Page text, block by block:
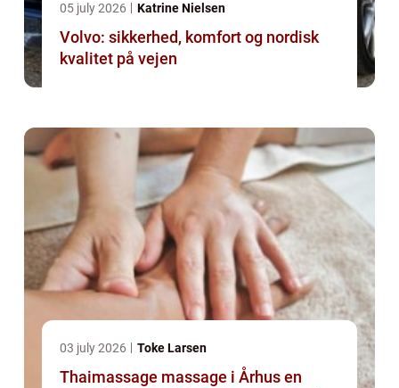
05 july 2026 Katrine Nielsen
Volvo: sikkerhed, komfort og nordisk
kvalitet på vejen
03 july 2026 Toke Larsen
Thaimassage massage i Århus en